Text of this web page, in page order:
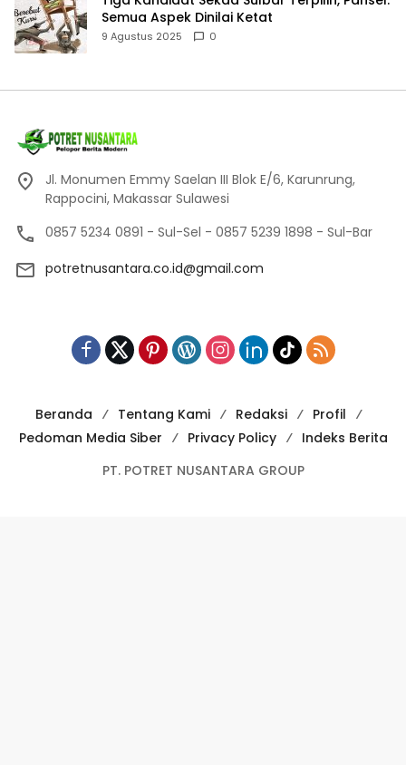
Semua Aspek Dinilai Ketat
9 Agustus 2025 0
Jl. Monumen Emmy Saelan III Blok E/6, Karunrung,
Rappocini, Makassar Sulawesi
0857 5234 0891 - Sul-Sel - 0857 5239 1898 - Sul-Bar
potretnusantara.co.id@gmail.com
Beranda Tentang Kami Redaksi
Profil
Pedoman Media Siber
Privacy Policy
Indeks Berita
PT. POTRET NUSANTARA GROUP